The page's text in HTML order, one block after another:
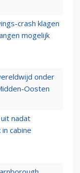
crash klagen
mogelijk
onder
Oosten
nadat
cabine